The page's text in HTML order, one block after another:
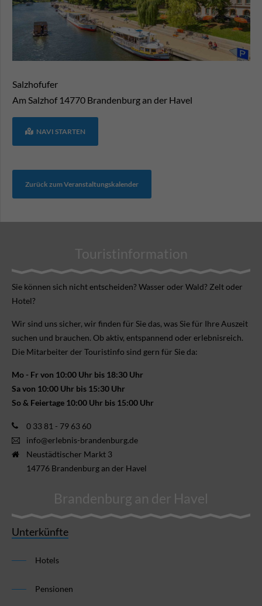
Salzhofufer
Am Salzhof 14770 Brandenburg an der Havel
NAVI STARTEN
Zurück zum Veranstaltungskalender
Touristinformation
Sie können sich nicht ent­scheiden? Wasser oder Wald? Zelt oder
Hotel?
Wir sind uns sicher, wir finden für Sie das, was Sie für Ihre Aus­zeit
suchen und brauchen. Ob aktiv, ent­spannend oder erlebnis­reich.
Die Mitarbeiter der Touristinfo sind gern für Sie da:
Mo - Fr von 10:00 Uhr bis 18:30 Uhr
Sa von 10:00 Uhr bis 15:30 Uhr
So & Feiertage 10:00 Uhr bis 15:00 Uhr
0 33 81 - 79 63 60
info@erlebnis-brandenburg.de
Neustädtischer Markt 3
14776 Brandenburg an der Havel
Brandenburg an der Havel
Unterkünfte
Hotels
Pensionen